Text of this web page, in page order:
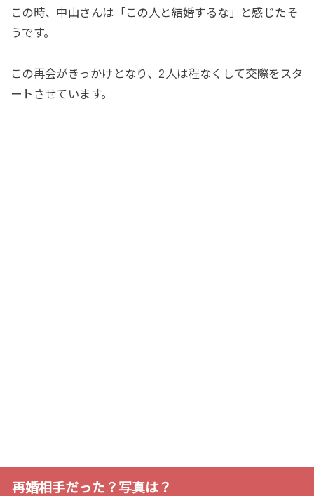
この時、中山さんは「この人と結婚するな」と感じたそ
うです。
この再会がきっかけとなり、2人は程なくして交際をスタ
ートさせています。
再婚相手だった？写真は？